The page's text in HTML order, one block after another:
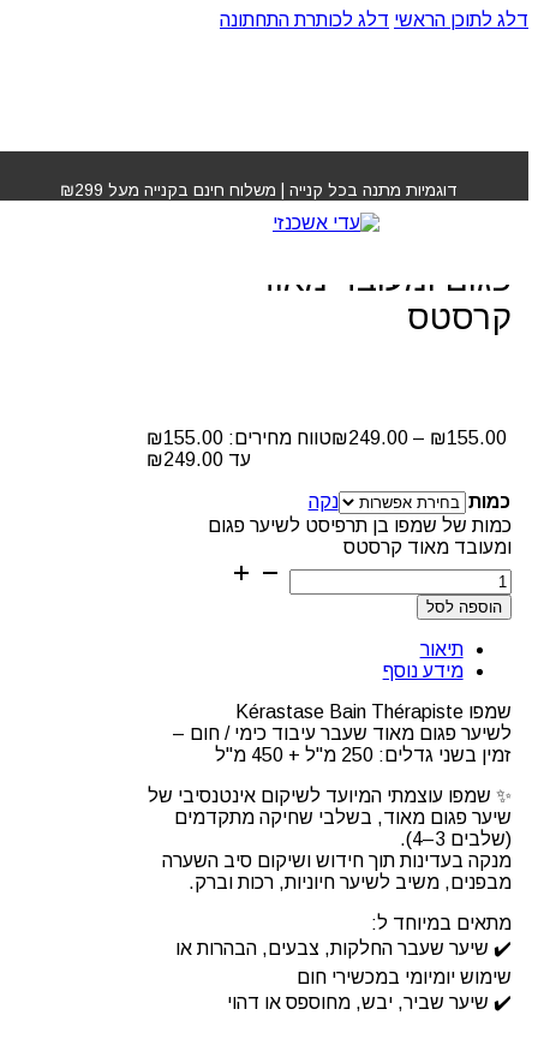
דלג לתוכן הראשי דלג לכותרת התחתונה
דוגמיות מתנה בכל קנייה | משלוח חינם בקנייה מעל ₪299
מאוד קרסטס
שמפו בן תרפיסט לשיער
פגום ומעובד מאוד
קרסטס
₪155.00
–
₪249.00
עד ⁦₪249.00⁩
כמות
נקה
כמות של שמפו בן תרפיסט לשיער פגום
ומעובד מאוד קרסטס
הוספה לסל
תיאור
מידע נוסף
שמפו Kérastase Bain Thérapiste
לשיער פגום מאוד שעבר עיבוד כימי / חום –
זמין בשני גדלים: 250 מ"ל + 450 מ"ל
✨ שמפו עוצמתי המיועד לשיקום אינטנסיבי של
שיער פגום מאוד, בשלבי שחיקה מתקדמים
(שלבים 3–4).
מנקה בעדינות תוך חידוש ושיקום סיב השערה
מבפנים, משיב לשיער חיוניות, רכות וברק.
מתאים במיוחד ל:
✔️ שיער שעבר החלקות, צבעים, הבהרות או
שימוש יומיומי במכשירי חום
✔️ שיער שביר, יבש, מחוספס או דהוי